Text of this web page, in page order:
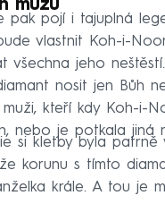
mužů
pak pojí i tajuplná
vlastnit Koh-i-
všechna jeho
nosit jen Bůh
kteří kdy Koh-i-
nebo je potkala jiná
si kletby byla patrně
korunu s tímto
krále. A tou je